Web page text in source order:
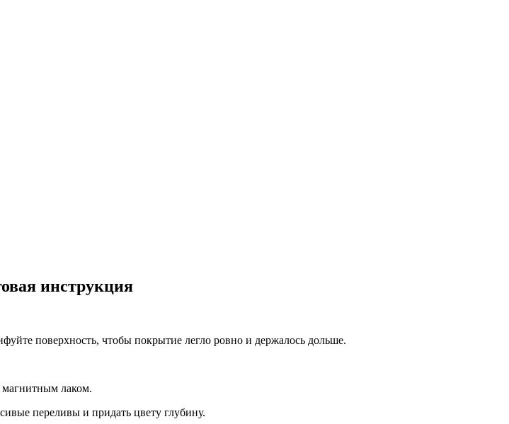
инструкция
поверхность, чтобы покрытие легло ровно и держалось дольше.
магнитным лаком.
переливы и придать цвету глубину.